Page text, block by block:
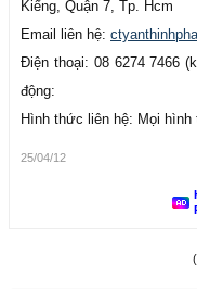
Kiểng, Quận 7, Tp. Hcm
Email liên hệ:
Điện thoại: 08 6274 7466
động:
Hình thức liên hệ: Mọi hình
25/04/12